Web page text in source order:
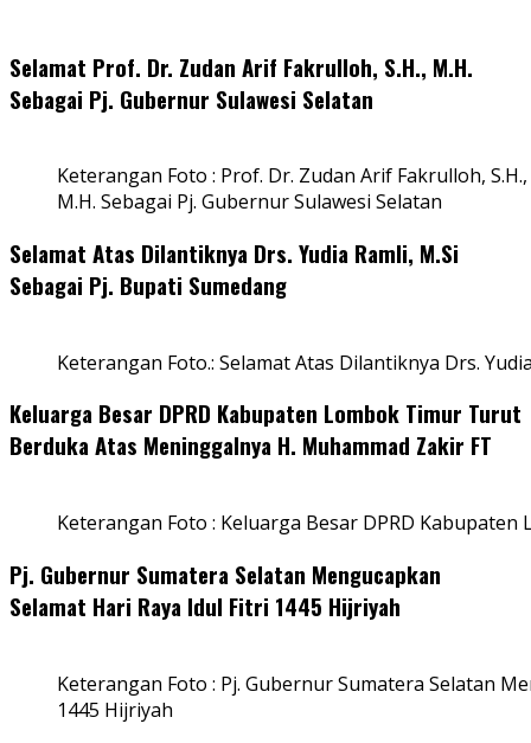
Selamat Prof. Dr. Zudan Arif Fakrulloh, S.H., M.H.
Sebagai Pj. Gubernur Sulawesi Selatan
Keterangan Foto : Prof. Dr. Zudan Arif Fakrulloh, S.H.,
M.H. Sebagai Pj. Gubernur Sulawesi Selatan
Selamat Atas Dilantiknya Drs. Yudia Ramli, M.Si
Sebagai Pj. Bupati Sumedang
Keterangan Foto.: Selamat Atas Dilantiknya Drs.
Keluarga Besar DPRD Kabupaten Lombok Timur Turut
Berduka Atas Meninggalnya H. Muhammad Zakir FT
Keterangan Foto : Keluarga Besar DPRD
Pj. Gubernur Sumatera Selatan Mengucapkan
Selamat Hari Raya Idul Fitri 1445 Hijriyah
Keterangan Foto : Pj. Gubernur Sumatera Selatan
1445 Hijriyah